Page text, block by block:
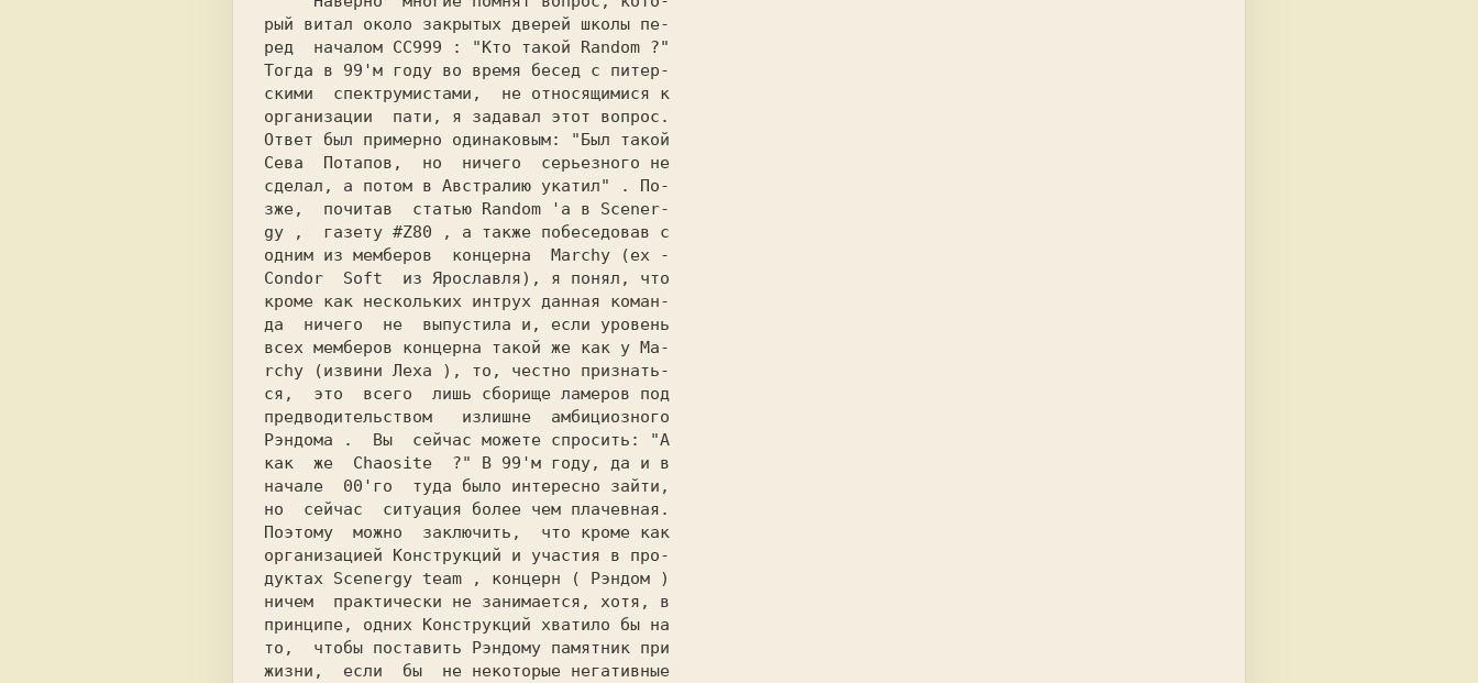
рый витал около закрытых дверей школы пе-
ред  началом CC999 :
Тогда в 99'м году во время бесед с питер-
скими  спектрумистами,  не относящимися к
организации  пати, я задавал этот вопрос.
Ответ был примерно одинаковым:
"Был такой
Сева  Потапов,  но  ничего  серьезного не
сделал, а потом в Австралию укатил"
. По-
зже,  почитав  статью Random 'а в Scener-
gy
,  газету #Z80
, а также побеседовав с
одним из мемберов  концерна Marchy
Condor  Soft из Ярославля), я понял, что
кроме как нескольких интрух данная коман-
да  ничего  не  выпустила и, если уровень
всех мемберов концерна такой же как у Ma-
rchy
(извини Леха
), то, честно признать-
ся,  это  всего  лишь сборище ламеров под
Рэндома
.  Вы  сейчас можете спросить:
"А
как  же  Chaosite  ?" В 99'м году, да и в
начале  00'го  туда было интересно зайти,
но  сейчас  ситуация более чем плачевная.
Поэтому  можно  заключить,  что кроме как
организацией Конструкций и участия в про-
дуктах Scenergy team , концерн ( Рэндом
)
ничем  практически не занимается, хотя, в
принципе, одних Конструкций хватило бы на
то,  чтобы поставить Рэндому памятник при
жизни,  если  бы  не некоторые негативныe